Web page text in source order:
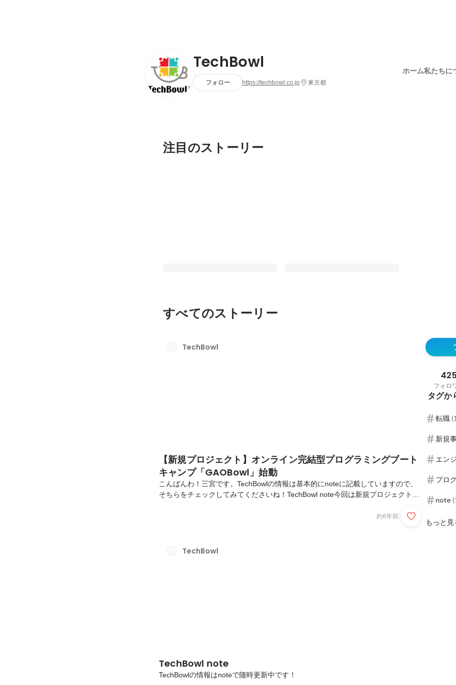
TechBowl
フォロー https://techbowl.co.jp 東京都
ホーム私たちに
注目のストーリー
「GAOBowl」始動
最新順で表示
すべてのストーリー
TechBowl
【新規プロジェクト】オンライン完結型プログラミングブート
キャンプ「GAOBowl」始動
こんばんわ！三宮です。TechBowlの情報は基本的にnoteに記載していますので、
そちらをチェックしてみてくださいね！TechBowl note今回は新規プロジェクトの
く実験しながら進ませています。（新規事業担当も募集中）2020年7月にも新規事
キャンプです！実践的なプログラミング研修のプロであるGAOGAO社と就職・転
約6年前
TechBowl
TechBowl note
TechBowlの情報はnoteで随時更新中です！
425
フォロ
タグか
転職(1
新規
エン
プロ
note(
もっと見